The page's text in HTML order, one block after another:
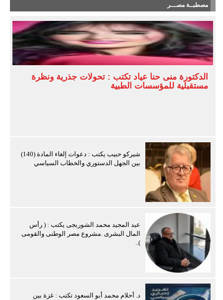
مصطبــة مصـــر
الدكتورة منى حنا عياد تكتب : تحولات جذرية ونظرة
مستقبلية للمؤسسات الطبية
شيركو حبيب يكتب : دعوات إلغاء المادة (140)
بين الجهل الدستوري والخطاب السياسي
عبد المجيد محمد الشوربجى يكتب : ( رأس
المال البشرى .مشروع مصر الوطنى والقومى
)..
د. أحلام محمد أبو السعود تكتب : غزة بين